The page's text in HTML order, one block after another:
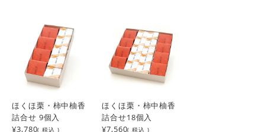
ほくほ栗・柿中柚香
詰合せ 9個入
¥3,780( 税込 )
ほくほ栗・柿中柚香
詰合せ18個入
¥7,560( 税込 )